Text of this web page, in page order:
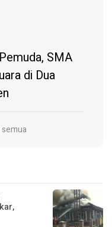
SMA
di Dua